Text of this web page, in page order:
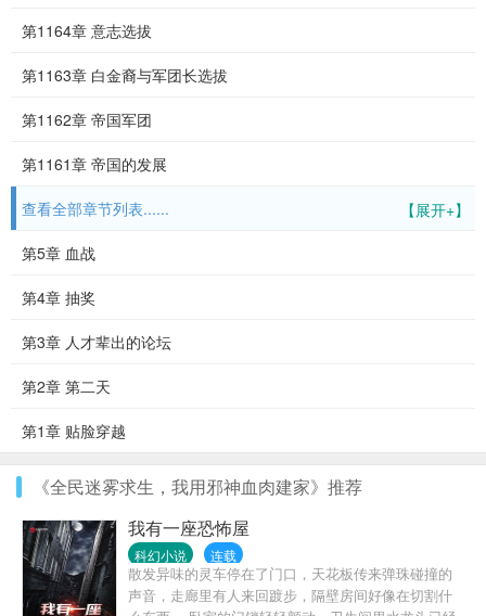
第1164章 意志选拔
第1163章 白金裔与军团长选拔
第1162章 帝国军团
第1161章 帝国的发展
【展开+】
查看全部章节列表......
第5章 血战
第4章 抽奖
第3章 人才辈出的论坛
第2章 第二天
第1章 贴脸穿越
《全民迷雾求生，我用邪神血肉建家》推荐
我有一座恐怖屋
科幻小说 连载
散发异味的灵车停在了门口，天花板传来弹珠碰撞的
声音，走廊里有人来回踱步，隔壁房间好像在切割什